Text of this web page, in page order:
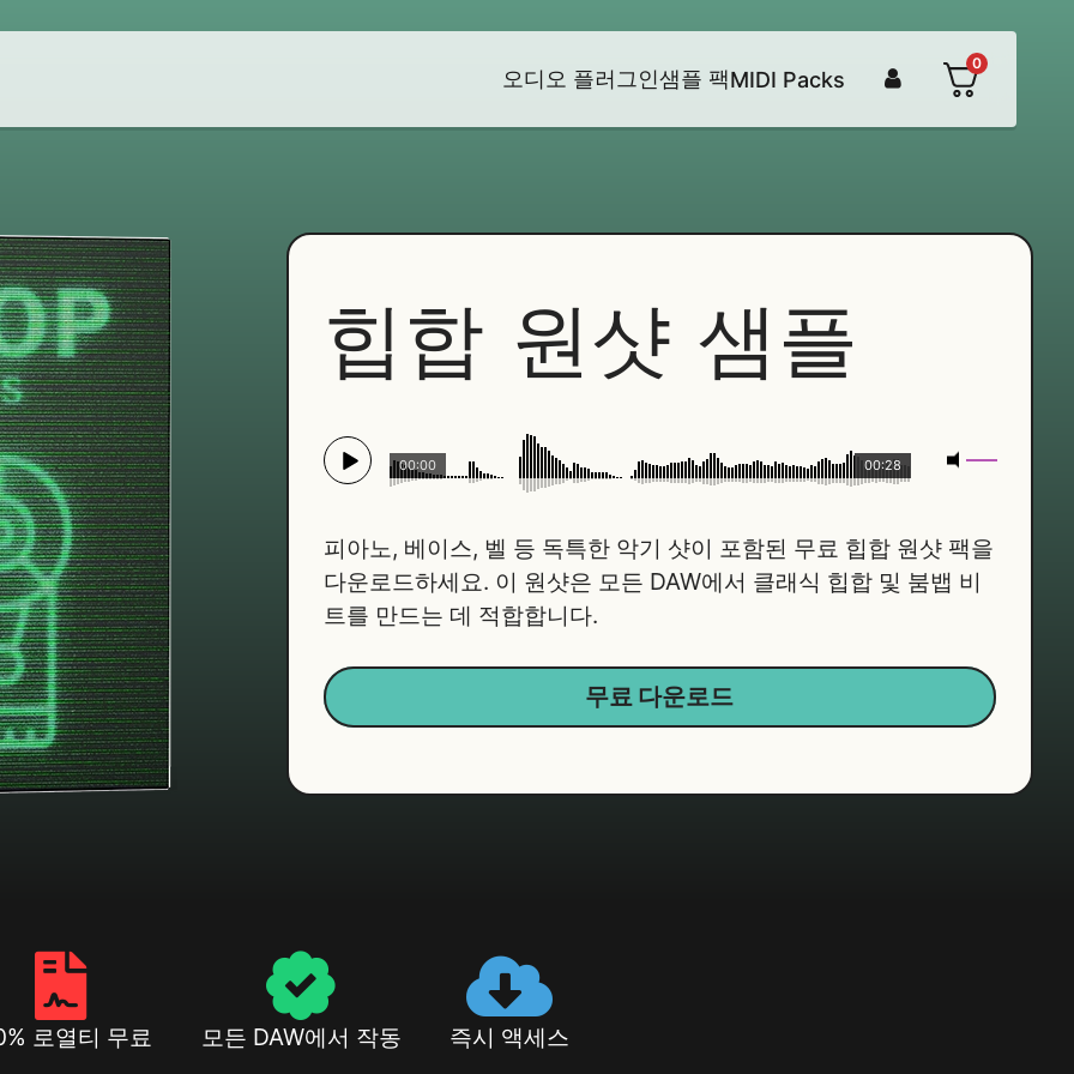
오디오 플러그인샘플 팩MIDI Packs
0
힙합 원샷 샘플
00:28
00:00
피아노, 베이스, 벨 등 독특한 악기 샷이 포함된 무료 힙합 원샷 팩을
다운로드하세요. 이 원샷은 모든 DAW에서 클래식 힙합 및 붐뱁 비
트를 만드는 데 적합합니다.
무료 다운로드
로열티 무료 모든 DAW에서 작동 즉시 액세스